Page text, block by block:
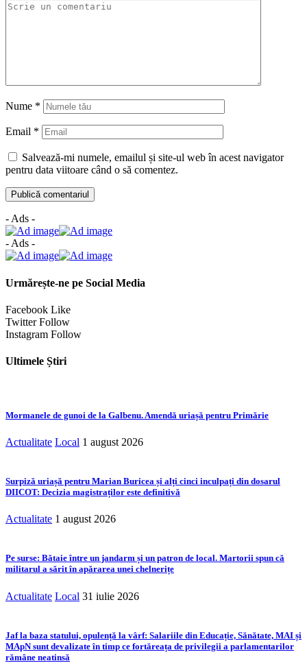
Nume *
Email *
Salvează-mi numele, emailul și site-ul web în acest navigator
pentru data viitoare când o să comentez.
- Ads -
- Ads -
Urmărește-ne pe Social Media
Facebook Like
Twitter Follow
Instagram Follow
Ultimele Știri
Mormanele de gunoi de la Galbenu. Amendă uriașă pentru Primărie
Actualitate Local 1 august 2026
Surpiză uriașă pentru Marian Buricea și alți cinci inculpați din dosarul
DIICOT: Decizia magistraților este definitivă
Actualitate 1 august 2026
Pe surse: Bătaie între un jandarm și un patron de local. Martorii spun că
militarul a sărit în apărarea unei chelnerițe
Actualitate Local 31 iulie 2026
Jaf la baza statului, opulență la vârf: Salariile din Educație, Sănătate, MAI și
MApN sunt devalizate în timp ce fortăreața de privilegii a parlamentarilor
rămâne neatinsă